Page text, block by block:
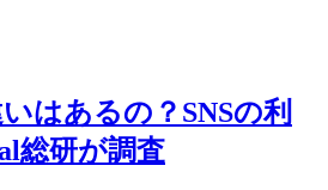
はあるの？SNSの利
総研が調査